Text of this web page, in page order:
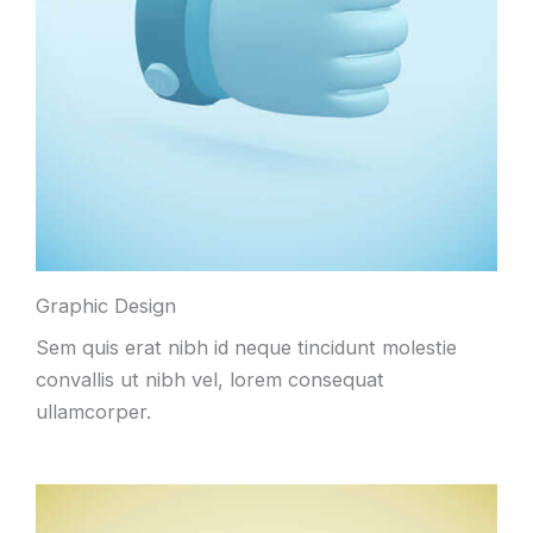
Graphic Design
Sem quis erat nibh id neque tincidunt molestie
convallis ut nibh vel, lorem consequat
ullamcorper.